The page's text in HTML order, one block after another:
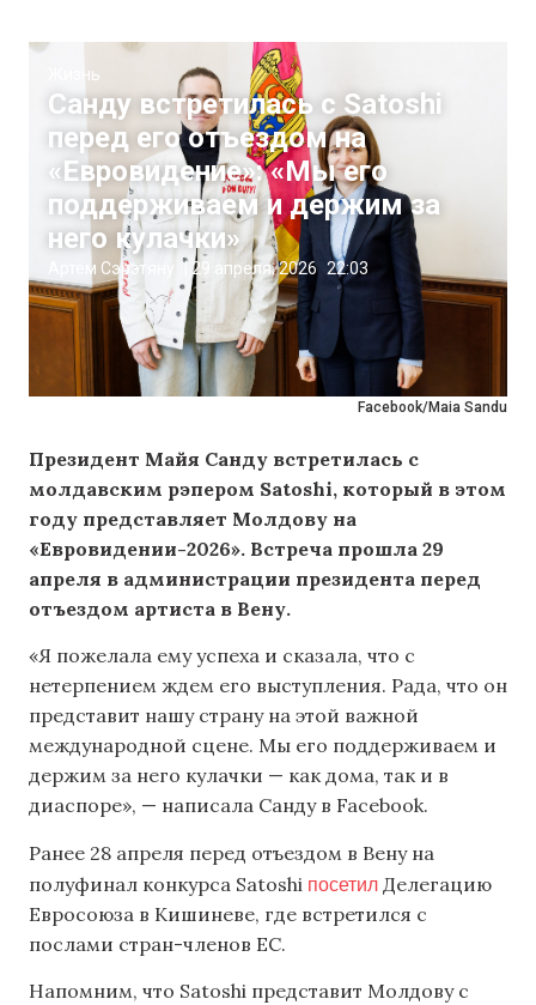
Facebook/Maia Sandu
Жизнь
Санду встретилась с Satoshi
перед его отъездом на
«Евровидение»: «Мы его
поддерживаем и держим за
него кулачки»
Артём Сэрэтяну | 29 апреля, 2026 22:03
Президент Майя Санду встретилась с
молдавским рэпером Satoshi, который в этом
году представляет Молдову на
«Евровидении-2026». Встреча прошла 29
апреля в администрации президента перед
отъездом артиста в Вену.
«Я пожелала ему успеха и сказала, что с
нетерпением ждем его выступления. Рада, что он
представит нашу страну на этой важной
международной сцене. Мы его поддерживаем и
держим за него кулачки — как дома, так и в
диаспоре», — написала Санду в Facebook.
Ранее 28 апреля перед отъездом в Вену на
полуфинал конкурса Satoshi посетил Делегацию
Евросоюза в Кишиневе, где встретился с
послами стран-членов ЕС.
Напомним, что Satoshi представит Молдову с